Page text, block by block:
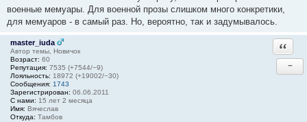
военные мемуары. Для военной прозы слишком много конкретики,
для мемуаров - в самый раз. Но, вероятно, так и задумывалось.
master_iuda
Автор темы, Новичок
Возраст: 60
Репутация: 7535 (+7544/−9)
Лояльность: 18972 (+19002/−30)
Сообщения: 1743
Зарегистрирован: 06.06.2011
С нами: 15 лет 2 месяца
Имя: Вячеслав
Откуда: Тамбов
−